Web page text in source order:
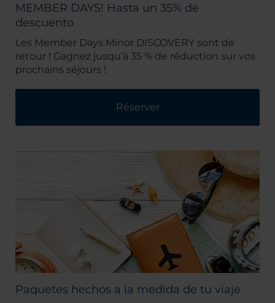
MEMBER DAYS! Hasta un 35% de
descuento
Les Member Days Minor DISCOVERY sont de
retour ! Gagnez jusqu’à 35 % de réduction sur vos
prochains séjours !
Réserver
Paquetes hechos a la medida de tu viaje